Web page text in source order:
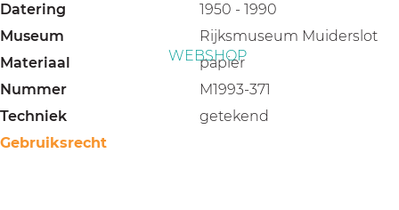
WEBSHOP
Datering
1950 - 1990
Museum
Rijksmuseum Muiderslot
Materiaal
papier
Nummer
M1993-371
Techniek
getekend
Gebruiksrecht